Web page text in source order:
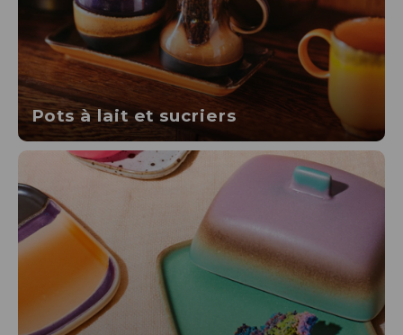
Pots à lait et sucriers